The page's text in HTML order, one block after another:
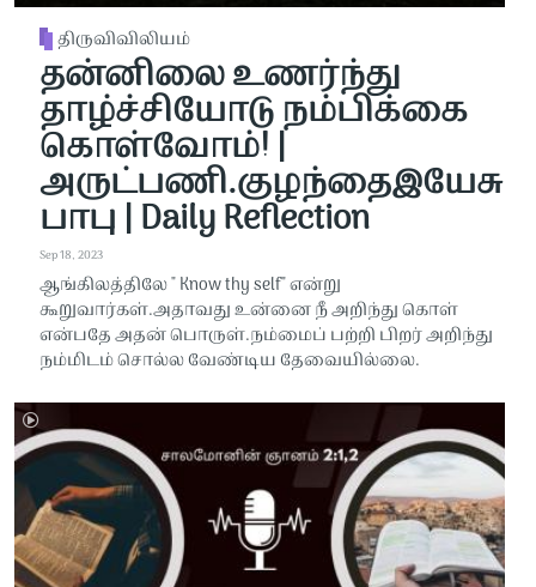
திருவிவிலியம்
தன்னிலை உணர்ந்து
தாழ்ச்சியோடு நம்பிக்கை
கொள்வோம்! |
அருட்பணி.குழந்தைஇயேசு
பாபு | Daily Reflection
Sep 18, 2023
ஆங்கிலத்திலே " Know thy self" என்று
கூறுவார்கள்.அதாவது உன்னை நீ அறிந்து கொள்
என்பதே அதன் பொருள்.நம்மைப் பற்றி பிறர் அறிந்து
நம்மிடம் சொல்ல வேண்டிய தேவையில்லை.